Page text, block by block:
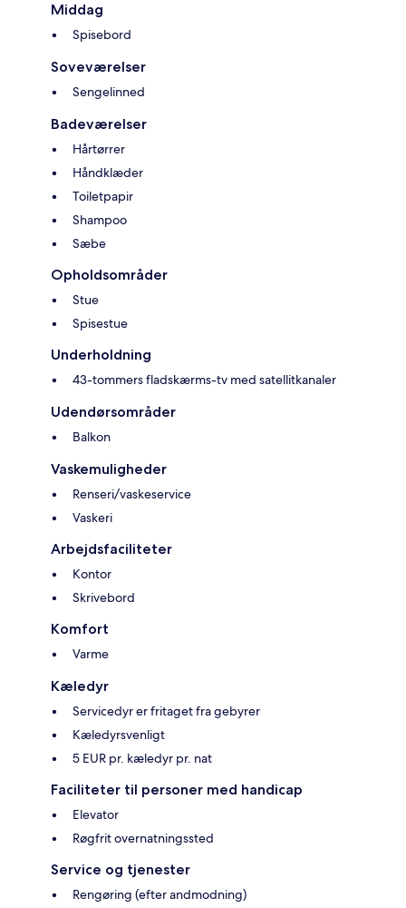
Middag
Spisebord
Soveværelser
Sengelinned
Badeværelser
Hårtørrer
Håndklæder
Toiletpapir
Shampoo
Sæbe
Opholdsområder
Stue
Spisestue
Underholdning
43-tommers fladskærms-tv med satellitkanaler
Udendørsområder
Balkon
Vaskemuligheder
Renseri/vaskeservice
Vaskeri
Arbejdsfaciliteter
Kontor
Skrivebord
Komfort
Varme
Kæledyr
Servicedyr er fritaget fra gebyrer
Kæledyrsvenligt
5 EUR pr. kæledyr pr. nat
Faciliteter til personer med handicap
Elevator
Røgfrit overnatningssted
Service og tjenester
Rengøring (efter andmodning)